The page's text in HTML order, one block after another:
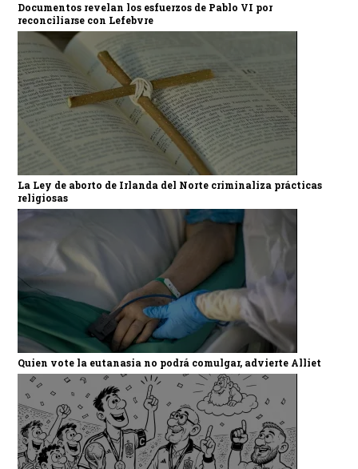
Documentos revelan los esfuerzos de Pablo VI por
reconciliarse con Lefebvre
La Ley de aborto de Irlanda del Norte criminaliza prácticas
religiosas
Quien vote la eutanasia no podrá comulgar, advierte Alliet